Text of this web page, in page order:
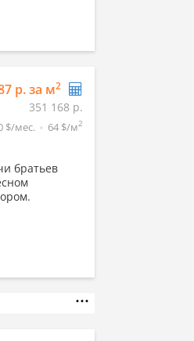
р. за м2
351 168 р.
$/мес. 64 $/м2
братьев